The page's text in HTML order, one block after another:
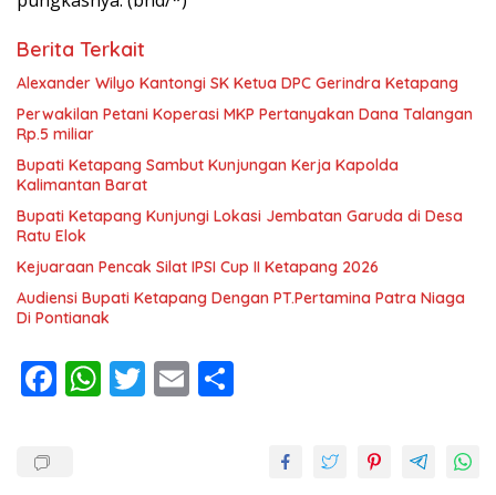
Berita Terkait
Alexander Wilyo Kantongi SK Ketua DPC Gerindra Ketapang
Perwakilan Petani Koperasi MKP Pertanyakan Dana Talangan
Rp.5 miliar
Bupati Ketapang Sambut Kunjungan Kerja Kapolda
Kalimantan Barat
Bupati Ketapang Kunjungi Lokasi Jembatan Garuda di Desa
Ratu Elok
Kejuaraan Pencak Silat IPSI Cup II Ketapang 2026
Audiensi Bupati Ketapang Dengan PT.Pertamina Patra Niaga
Di Pontianak
F W T E